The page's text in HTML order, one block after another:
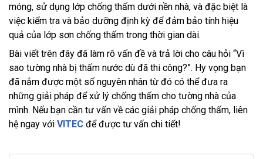
móng, sử dụng lớp chống thấm dưới nền nhà, và đặc biệt là
việc kiểm tra và bảo dưỡng định kỳ để đảm bảo tính hiệu
quả của lớp sơn chống thấm trong thời gian dài.
Bài viết trên đây đã làm rõ vấn đề và trả lời cho câu hỏi “Vì
sao tường nhà bị thấm nước dù đã thi công?”. Hy vọng bạn
đã nắm được một số nguyên nhân từ đó có thể đưa ra
những giải pháp để xử lý chống thấm cho tường nhà của
mình. Nếu bạn cần tư vấn về các giải pháp chống thấm, liên
hệ ngay với VITEC để được tư vấn chi tiết!